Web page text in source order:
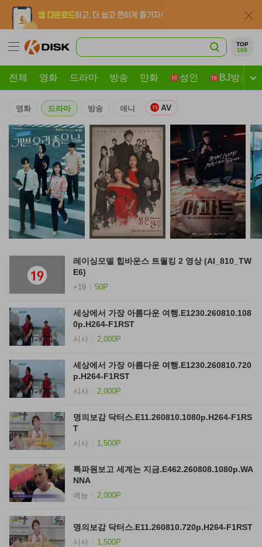
TOP
100
전체 영화 드라마 방송 만화 성인 BJ방송
영화 드라마 방송 애니 AV
레이싱모델 힙바운스 트월킹 2 영상 (AI_810_TW
E6)
+19 50P
세상에서 가장 아름다운 여행.E1230.260810.108
0p.H264-F1RST
시사 2,000P
세상에서 가장 아름다운 여행.E1230.260810.720
p.H264-F1RST
시사 2,000P
명의보감 닥터스.E11.260810.1080p.H264-F1RS
T
시사 1,500P
특파원보고 세계는 지금.E462.260808.1080p.WA
NNA
예능 2,000P
명의보감 닥터스.E11.260810.720p.H264-F1RST
시사 1,500P